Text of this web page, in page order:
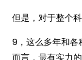
但是，对于整个
9，这么多年和
而言，最有实力